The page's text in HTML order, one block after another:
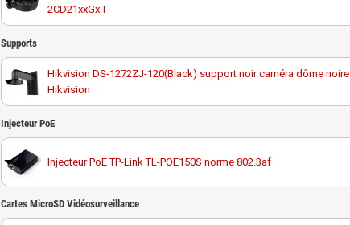
2CD21xxGx-I
Supports
Hikvision DS-1272ZJ-120(Black) support noir caméra dôme noire
Hikvision
Hikvision DS-1276ZJ-SUS(Black) support d'angle pour caméra de
surveillance noire
Injecteur PoE
Injecteur PoE TP-Link TL-POE150S norme 802.3af
Cartes MicroSD Vidéosurveillance